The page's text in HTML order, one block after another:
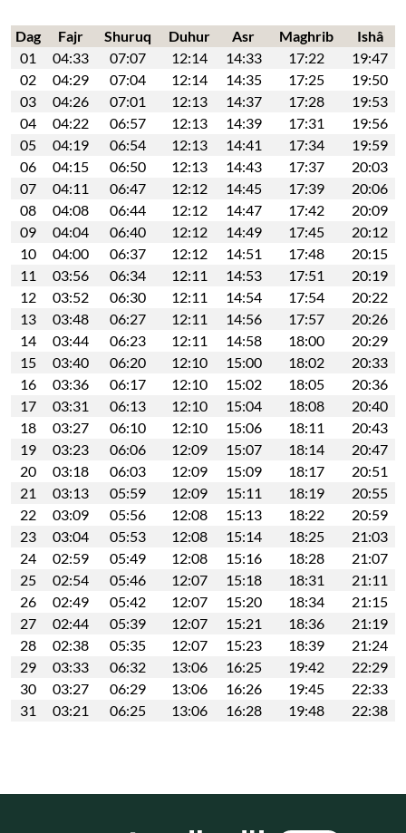
Dag Fajr Shuruq Duhur Asr Maghrib
Ishâ
01
04:33 07:07 12:14 14:33 17:22
19:47
02
04:29 07:04 12:14 14:35 17:25
19:50
03
04:26 07:01 12:13 14:37 17:28
19:53
04
04:22 06:57 12:13 14:39 17:31
19:56
05
04:19 06:54 12:13 14:41 17:34
19:59
06
04:15 06:50 12:13 14:43 17:37
20:03
07
04:11 06:47 12:12 14:45 17:39
20:06
08
04:08 06:44 12:12 14:47 17:42
20:09
09
04:04 06:40 12:12 14:49 17:45
20:12
10
04:00 06:37 12:12 14:51 17:48
20:15
11
03:56 06:34 12:11 14:53 17:51
20:19
12
03:52 06:30 12:11 14:54 17:54
20:22
13
03:48 06:27 12:11 14:56 17:57
20:26
14
03:44 06:23 12:11 14:58 18:00
20:29
15
03:40 06:20 12:10 15:00 18:02
20:33
16
03:36 06:17 12:10 15:02 18:05
20:36
17
03:31 06:13 12:10 15:04 18:08
20:40
18
03:27 06:10 12:10 15:06 18:11
20:43
19
03:23 06:06 12:09 15:07 18:14
20:47
20
03:18 06:03 12:09 15:09 18:17
20:51
21
03:13 05:59 12:09 15:11 18:19
20:55
22
03:09 05:56 12:08 15:13 18:22
20:59
23
03:04 05:53 12:08 15:14 18:25
21:03
24
02:59 05:49 12:08 15:16 18:28
21:07
25
02:54 05:46 12:07 15:18 18:31
21:11
26
02:49 05:42 12:07 15:20 18:34
21:15
27
02:44 05:39 12:07 15:21 18:36
21:19
28
02:38 05:35 12:07 15:23 18:39
21:24
29
03:33 06:32 13:06 16:25 19:42
22:29
30
03:27 06:29 13:06 16:26 19:45
22:33
31
03:21 06:25 13:06 16:28 19:48 22:38